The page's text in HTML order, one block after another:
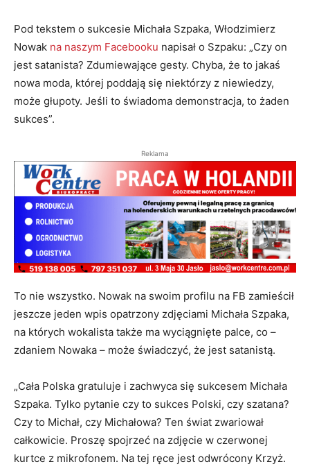
Pod tekstem o sukcesie Michała Szpaka, Włodzimierz
Nowak na naszym Facebooku napisał o Szpaku: „Czy on
jest satanista? Zdumiewające gesty. Chyba, że to jakaś
nowa moda, której poddają się niektórzy z niewiedzy,
może głupoty. Jeśli to świadoma demonstracja, to żaden
sukces”.
Reklama
To nie wszystko. Nowak na swoim profilu na FB zamieścił
jeszcze jeden wpis opatrzony zdjęciami Michała Szpaka,
na których wokalista także ma wyciągnięte palce, co –
zdaniem Nowaka – może świadczyć, że jest satanistą.
„Cała Polska gratuluje i zachwyca się sukcesem Michała
Szpaka. Tylko pytanie czy to sukces Polski, czy szatana?
Czy to Michał, czy Michałowa? Ten świat zwariował
całkowicie. Proszę spojrzeć na zdjęcie w czerwonej
kurtce z mikrofonem. Na tej ręce jest odwrócony Krzyż.